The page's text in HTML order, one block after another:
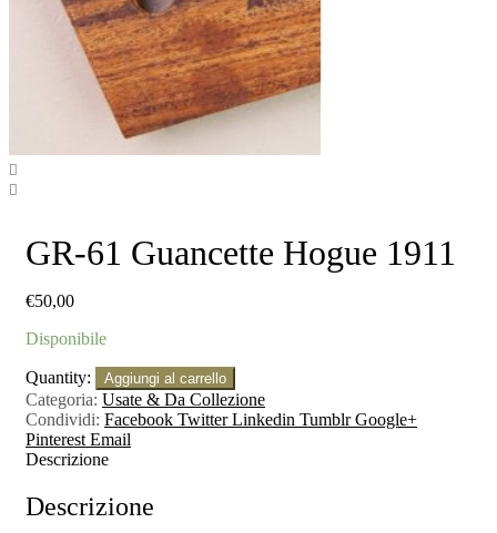
GR-61 Guancette Hogue 1911
€50,00
Disponibile
Quantity: Aggiungi al carrello
Categoria: Usate & Da Collezione
Condividi: Facebook Twitter Linkedin Tumblr Google+
Pinterest Email
Descrizione
Descrizione